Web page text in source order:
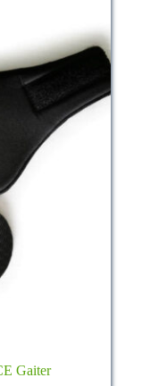
Gaiter